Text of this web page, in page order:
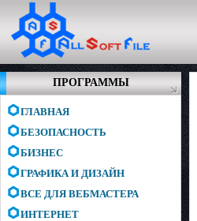
ПРОГРАММЫ
ГЛАВНАЯ
БЕЗОПАСНОСТЬ
БИЗНЕС
ГРАФИКА И ДИЗАЙН
ВСЕ ДЛЯ ВЕБМАСТЕРА
ИНТЕРНЕТ